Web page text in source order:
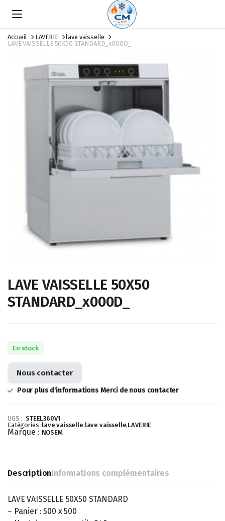
Accueil LAVERIE
lave vaisselle
LAVE VAISSELLE 50X50 STANDARD_x000D_
LAVE VAISSELLE 50X50
STANDARD_x000D_
En stock
Nous contacter
Pour plus d'informations Merci de nous contacter
UGS : STEEL360V1
Catégories :lave vaisselle,lave vaisselle,LAVERIE
Marque : NOSEM
DescriptionInformations complémentaires
LAVE VAISSELLE 50X50 STANDARD
– Panier : 500 x 500